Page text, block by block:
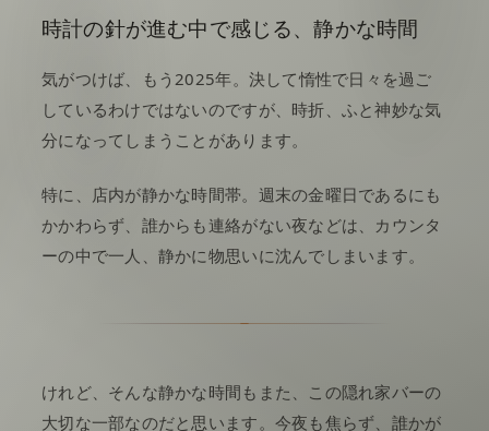
時計の針が進む中で感じる、静かな時間
気がつけば、もう2025年。決して惰性で日々を過ご
しているわけではないのですが、時折、ふと神妙な気
分になってしまうことがあります。
特に、店内が静かな時間帯。週末の金曜日であるにも
かかわらず、誰からも連絡がない夜などは、カウンタ
ーの中で一人、静かに物思いに沈んでしまいます。
けれど、そんな静かな時間もまた、この隠れ家バーの
大切な一部なのだと思います。今夜も焦らず、誰かが